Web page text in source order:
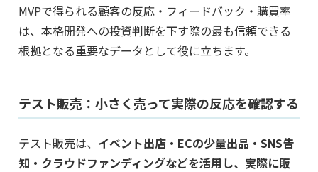
MVPで得られる顧客の反応・フィードバック・購買率
は、本格開発への投資判断を下す際の最も信頼できる
根拠となる重要なデータとして役に立ちます。
テスト販売：小さく売って実際の反応を確認する
テスト販売は、 イベント出店・ECの少量出品・SNS告
知・クラウドファンディングなどを活用し、実際に販